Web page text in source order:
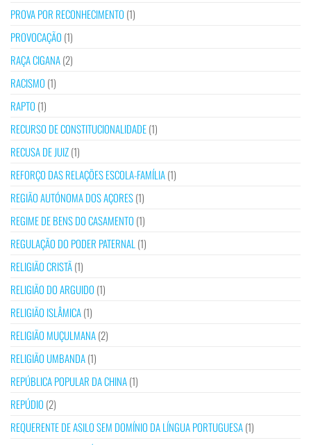
PROVA POR RECONHECIMENTO (1)
PROVOCAÇÃO (1)
RAÇA CIGANA(2)
RACISMO (1)
RAPTO (1)
RECURSO DE CONSTITUCIONALIDADE(1)
RECUSA DE JUIZ(1)
REFORÇO DAS RELAÇÕES ESCOLA-FAMÍLIA(1)
REGIÃO AUTÓNOMA DOS AÇORES(1)
REGIME DE BENS DO CASAMENTO (1)
REGULAÇÃO DO PODER PATERNAL (1)
RELIGIÃO CRISTÃ(1)
RELIGIÃO DO ARGUIDO (1)
RELIGIÃO ISLÂMICA(1)
RELIGIÃO MUÇULMANA(2)
RELIGIÃO UMBANDA(1)
REPÚBLICA POPULAR DA CHINA(1)
REPÚDIO (2)
REQUERENTE DE ASILO SEM DOMÍNIO DA LÍNGUA PORTUGUESA(1)